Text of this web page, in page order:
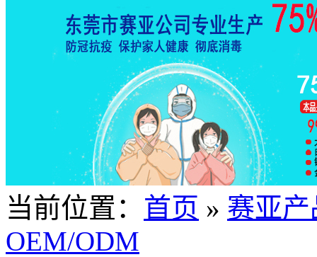
当前位置： 首页 » 赛亚
OEM/ODM